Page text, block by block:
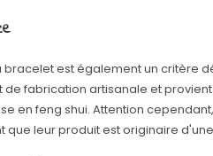
bracelet est également un critère
de fabrication artisanale et
en feng shui. Attention
que leur produit est originaire